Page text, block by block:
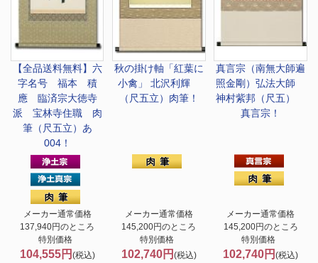
【全品送料無料】 六
字名号 福本 積
應 臨済宗大徳寺
派 宝林寺住職 肉
筆（尺五立）あ
004！
メーカー通常価格
137,940円のところ
特別価格
104,555円 (税込)
秋の掛け軸「紅葉に
小禽」 北沢利輝
（尺五立）肉筆！
メーカー通常価格
145,200円のところ
特別価格
102,740円 (税込)
真言宗（南無大師遍
照金剛）弘法大師
神村紫邦（尺五）
真言宗！
メーカー通常価格
145,200円のところ
特別価格
102,740円(税込)